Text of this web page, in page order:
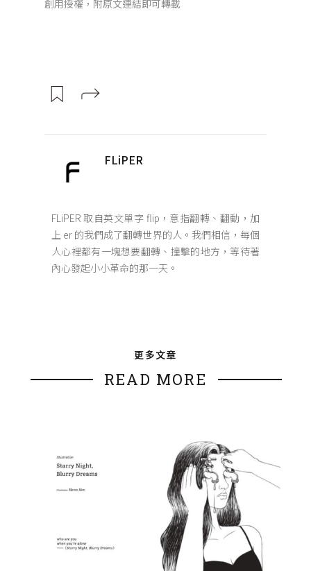
創用授權，附原文連結即可轉載
FLiPER
FLiPER 取自英文單字 flip，意指翻轉、翻動，加
上 er 的我們成了翻轉世界的人。我們相信，每個
人心裡都有一塊想要翻轉、撞擊的地方，等待著
內心發起小小革命的那一天。
更多文章
READ MORE